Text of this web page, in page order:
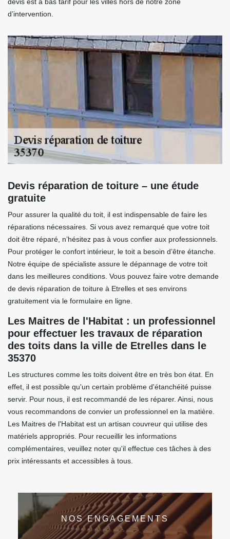
d’intervention.
Devis réparation de toiture – une étude
gratuite
Pour assurer la qualité du toit, il est indispensable de faire les
réparations nécessaires. Si vous avez remarqué que votre toit
doit être réparé, n’hésitez pas à vous confier aux professionnels.
Pour protéger le confort intérieur, le toit a besoin d’être étanche.
Notre équipe de spécialiste assure le dépannage de votre toit
dans les meilleures conditions. Vous pouvez faire votre demande
de devis réparation de toiture à Etrelles et ses environs
gratuitement via le formulaire en ligne.
Les Maitres de l'Habitat : un professionnel
pour effectuer les travaux de réparation
des toits dans la ville de Etrelles dans le
35370
Les structures comme les toits doivent être en très bon état. En
effet, il est possible qu'un certain problème d'étanchéité puisse
servir. Pour nous, il est recommandé de les réparer. Ainsi, nous
vous recommandons de convier un professionnel en la matière.
Les Maitres de l'Habitat est un artisan couvreur qui utilise des
matériels appropriés. Pour recueillir les informations
complémentaires, veuillez noter qu'il effectue ces tâches à des
prix intéressants et accessibles à tous.
NOS ENGAGEMENTS